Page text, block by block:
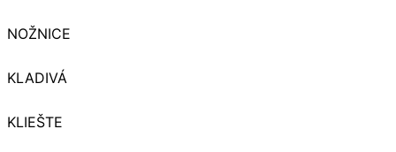
NOŽNICE
KLADIVÁ
KLIEŠTE